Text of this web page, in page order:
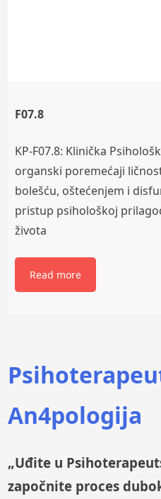
F07.8
KP-F07.8: Klinička
organski poremećaji
bolešću, oštećenjem i
pristup psihološkoj
života
Read more
An4pologija
„Uđite u
započnite proces